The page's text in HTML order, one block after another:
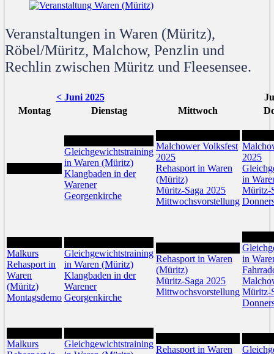
Veranstaltungen in Waren (Müritz),
Röbel/Müritz, Malchow, Penzlin und
Rechlin zwischen Müritz und Fleesensee.
< Juni 2025
Montag
Dienstag Mittwoch
Gleichgewichtstraining
in Waren (Müritz)
Klangbaden in der
Warener
Georgenkirche
Malchower Volksfest
2025
Rehasport in Waren
(Müritz)
Müritz-Saga 2025
Mittwochsvorstellung
2025
in
Müritz-
Malkurs
Rehasport in
Waren
(Müritz)
Montagsdemo
Gleichgewichtstraining
in Waren (Müritz)
Klangbaden in der
Warener
Georgenkirche
Rehasport in Waren
(Müritz)
Müritz-Saga 2025
Mittwochsvorstellung
in
Müritz-
Malkurs
Gleichgewichtstraining
Rehasport in Waren